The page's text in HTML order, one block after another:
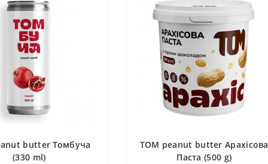
butter Томбуча
(330 ml)
TOM peanut butter Арахісова
Паста (500 g)